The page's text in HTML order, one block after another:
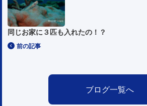
前の記事
同じお家に３匹も入れたの！？
ブログ一覧へ